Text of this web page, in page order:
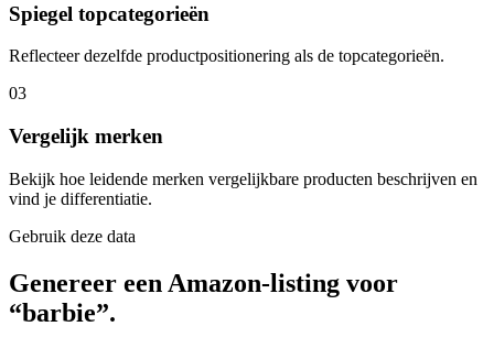
Spiegel topcategorieën
Reflecteer dezelfde productpositionering als de topcategorieën.
03
Vergelijk merken
Bekijk hoe leidende merken vergelijkbare producten beschrijven en
vind je differentiatie.
Gebruik deze data
Genereer een Amazon-listing voor
“barbie”.